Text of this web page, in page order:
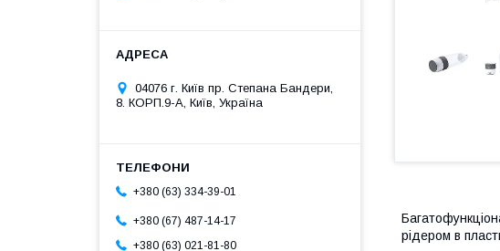
рідером в
04076 г. Київ пр. Степана Бандери,
8. КОРП.9-А, Київ, Україна
+380 (63) 334-39-01
+380 (67) 487-14-17
+380 (63) 021-81-80